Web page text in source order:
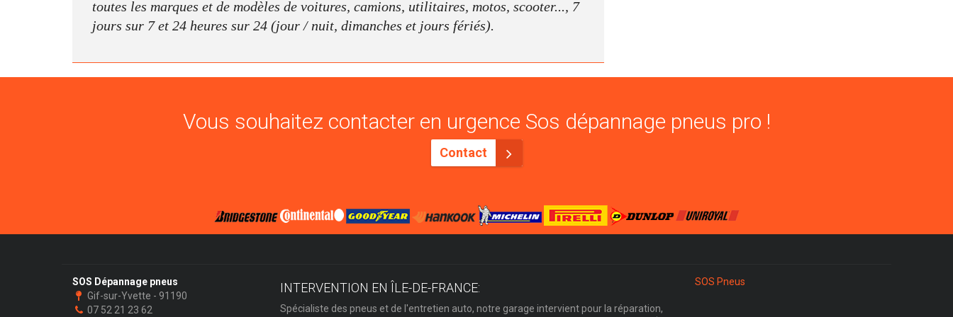
toutes les marques et de modèles de voitures, camions, utilitaires, motos, scooter..., 7
jours sur 7 et 24 heures sur 24 (jour / nuit, dimanches et jours fériés).
Vous souhaitez contacter en urgence Sos dépannage pneus pro !
Contact
SOS Dépannage pneus
Gif-sur-Yvette - 91190
07 52 21 23 62
INTERVENTION EN ÎLE-DE-FRANCE:
Spécialiste des pneus et de l'entretien auto, notre garage intervient pour la réparation,
SOS Pneus